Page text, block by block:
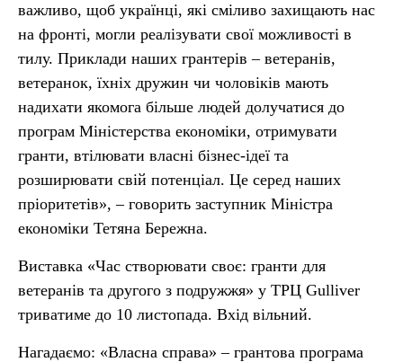
важливо, щоб українці, які сміливо захищають нас
на фронті, могли реалізувати свої можливості в
тилу. Приклади наших грантерів – ветеранів,
ветеранок, їхніх дружин чи чоловіків мають
надихати якомога більше людей долучатися до
програм Міністерства економіки, отримувати
гранти, втілювати власні бізнес-ідеї та
розширювати свій потенціал. Це серед наших
пріоритетів», – говорить заступник Міністра
економіки Тетяна Бережна.
Виставка «Час створювати своє: гранти для
ветеранів та другого з подружжя» у ТРЦ Gulliver
триватиме до 10 листопада. Вхід вільний.
Нагадаємо: «Власна справа» – грантова програма